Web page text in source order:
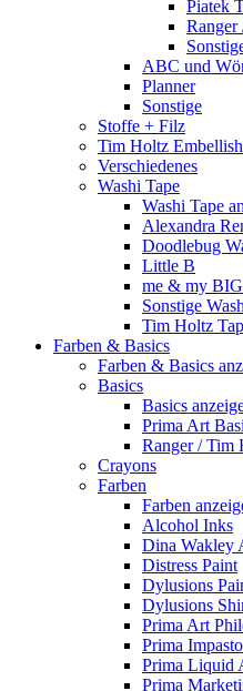
Piatek
ABC und
Planner
Sonstige
Stoffe + Filz
Tim Holtz
Verschiedenes
Washi Tape
Washi Tape
Alexandra
Doodlebug
Little B
me & my
Sonstige
Tim Holtz
Farben & Basics
Farben & Basics
Basics
Basics
Prima Art
Ranger / Tim
Crayons
Farben
Farben
Alcohol Inks
Dina Wakley
Distress Paint
Dylusions
Dylusions
Prima Art
Prima
Prima Liquid
Prima